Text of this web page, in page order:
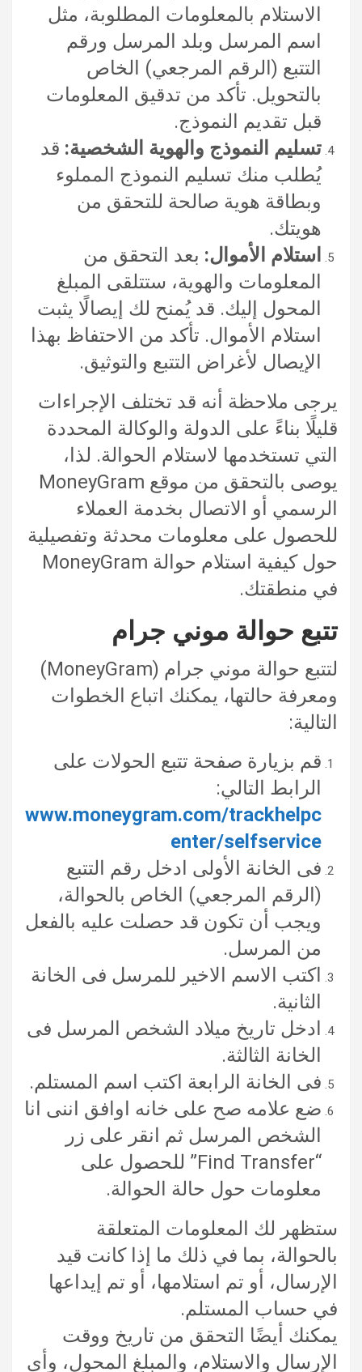
الاستلام بالمعلومات المطلوبة، مثل
اسم المرسل وبلد المرسل ورقم
التتبع (الرقم المرجعي) الخاص
بالتحويل. تأكد من تدقيق المعلومات
قبل تقديم النموذج.
تسليم النموذج والهوية الشخصية: قد
يُطلب منك تسليم النموذج المملوء
وبطاقة هوية صالحة للتحقق من
هويتك.
استلام الأموال: بعد التحقق من
المعلومات والهوية، ستتلقى المبلغ
المحول إليك. قد يُمنح لك إيصالًا يثبت
استلام الأموال. تأكد من الاحتفاظ بهذا
الإيصال لأغراض التتبع والتوثيق.
يرجى ملاحظة أنه قد تختلف الإجراءات
قليلًا بناءً على الدولة والوكالة المحددة
التي تستخدمها لاستلام الحوالة. لذا،
يوصى بالتحقق من موقع MoneyGram
الرسمي أو الاتصال بخدمة العملاء
للحصول على معلومات محدثة وتفصيلية
حول كيفية استلام حوالة MoneyGram
في منطقتك.
تتبع حوالة موني جرام
لتتبع حوالة موني جرام (MoneyGram)
ومعرفة حالتها، يمكنك اتباع الخطوات
التالية:
قم بزيارة صفحة تتبع الحولات على
الرابط التالي:
www.moneygram.com/trackhelpc
enter/selfservice
فى الخانة الأولى ادخل رقم التتبع
(الرقم المرجعي) الخاص بالحوالة،
ويجب أن تكون قد حصلت عليه بالفعل
من المرسل.
اكتب الاسم الاخير للمرسل فى الخانة
الثانية.
ادخل تاريخ ميلاد الشخص المرسل فى
الخانة الثالثة.
فى الخانة الرابعة اكتب اسم المستلم.
ضع علامه صح على خانه اوافق اننى انا
الشخص المرسل ثم انقر على زر
“Find Transfer” للحصول على
معلومات حول حالة الحوالة.
ستظهر لك المعلومات المتعلقة
بالحوالة، بما في ذلك ما إذا كانت قيد
الإرسال، أو تم استلامها، أو تم إيداعها
في حساب المستلم.
يمكنك أيضًا التحقق من تاريخ ووقت
الإرسال والاستلام، والمبلغ المحول، وأي